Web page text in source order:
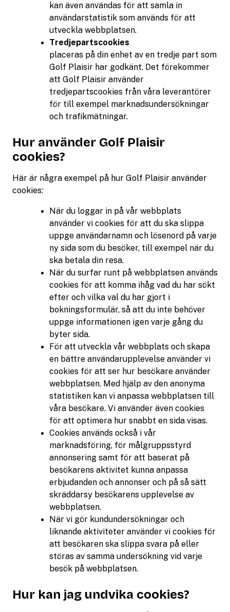
kan även användas för att samla in
användarstatistik som används för att
utveckla webbplatsen.
Tredjepartscookies
placeras på din enhet av en tredje part som
Golf Plaisir har godkänt. Det förekommer
att Golf Plaisir använder
tredjepartscookies från våra leverantörer
för till exempel marknadsundersökningar
och trafikmätningar.
Hur använder Golf Plaisir
cookies?
Här är några exempel på hur Golf Plaisir använder
cookies:
När du loggar in på vår webbplats
använder vi cookies för att du ska slippa
uppge användarnamn och lösenord på varje
ny sida som du besöker, till exempel när du
ska betala din resa.
När du surfar runt på webbplatsen används
cookies för att komma ihåg vad du har sökt
efter och vilka val du har gjort i
bokningsformulär, så att du inte behöver
uppge informationen igen varje gång du
byter sida.
För att utveckla vår webbplats och skapa
en bättre användarupplevelse använder vi
cookies för att ser hur besökare använder
webbplatsen. Med hjälp av den anonyma
statistiken kan vi anpassa webbplatsen till
våra besökare. Vi använder även cookies
för att optimera hur snabbt en sida visas.
Cookies används också i vår
marknadsföring, för målgruppsstyrd
annonsering samt för att baserat på
besökarens aktivitet kunna anpassa
erbjudanden och annonser och på så sätt
skräddarsy besökarens upplevelse av
webbplatsen.
När vi gör kundundersökningar och
liknande aktiviteter använder vi cookies för
att besökaren ska slippa svara på eller
störas av samma undersökning vid varje
besök på webbplatsen.
Hur kan jag undvika cookies?